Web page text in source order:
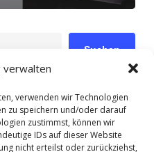
verwalten
verwenden wir Technologien
zu speichern und/oder darauf
zustimmst, können wir
IDs auf dieser Website
nicht erteilst oder zurückziehst,
Suchen